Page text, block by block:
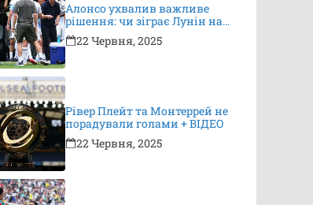
Алонсо ухвалив важливе
рішення: чи зіграє Лунін на
КЧС?
22 Червня, 2025
Рівер Плейт та Монтеррей не
порадували голами + ВІДЕО
22 Червня, 2025